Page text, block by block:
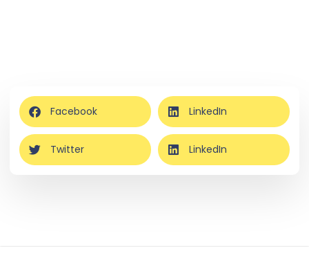
Facebook LinkedIn
Twitter LinkedIn